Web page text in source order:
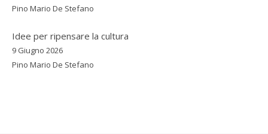
Pino Mario De Stefano
Idee per ripensare la cultura
9 Giugno 2026
Pino Mario De Stefano